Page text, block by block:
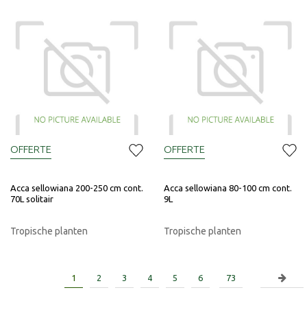
Acca sellowiana 200-250 cm cont.
70L solitair
Tropische planten
OFFERTE
Acca sellowiana 80-100 cm cont.
9L
Tropische planten
OFFERTE
1 2 3 4 5 6 73